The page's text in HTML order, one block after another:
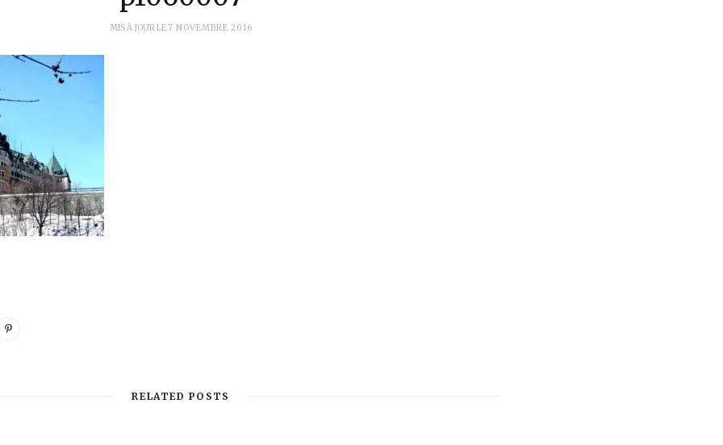
MIS À JOUR LE7 NOVEMBRE 2016
RELATED POSTS